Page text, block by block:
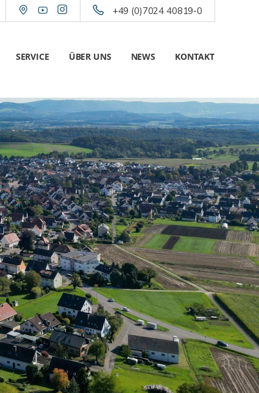
+49 (0)7024 40819-0
SERVICE ÜBER UNS NEWS KONTAKT